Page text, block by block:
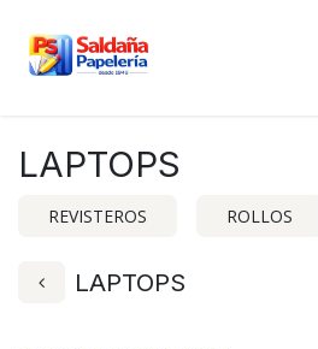
LAPTOPS
REVISTEROS ROLLOS
LAPTOPS